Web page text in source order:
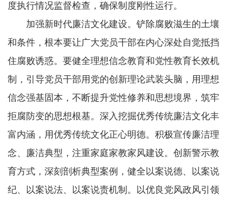
度执行情况监督检查，确保制度刚性运行。
加强新时代廉洁文化建设。铲除腐败滋生的土壤
和条件，根本要让广大党员干部在内心深处自觉抵挡
住腐败诱惑。要健全理想信念教育和党性教育长效机
制，引导党员干部用党的创新理论武装头脑，用理想
信念强基固本，不断提升党性修养和思想境界，筑牢
拒腐防变的思想根基。深入挖掘优秀传统廉洁文化丰
富内涵，用优秀传统文化正心明德。积极宣传廉洁理
念、廉洁典型，注重家庭家教家风建设。创新警示教
育方式，深刻剖析典型案例，健全以案说德、以案说
纪、以案说法、以案说责机制。以优良党风政风引领